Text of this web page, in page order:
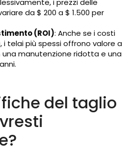
i prezzi delle
da $ 200 a $ 1.500 per
(ROI): Anche se i costi
i telai più spessi offrono valore a
manutenzione ridotta e una
del taglio